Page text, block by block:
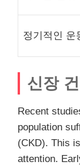
정기적인 운
신장
Recent
population
(CKD). This
attention.